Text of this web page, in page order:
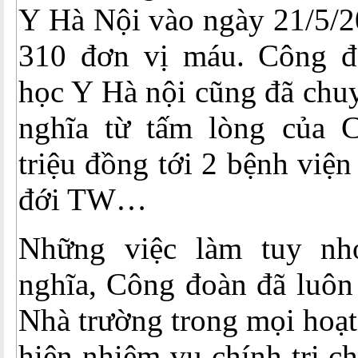
Y Hà Nội vào ngày 21/5/
310 đơn vị máu. Công
học Y Hà nội cũng đã
nghĩa từ tấm lòng của
triệu đồng tới 2 bệnh
đới TW…
Những việc làm tuy
nghĩa, Công đoàn đã
Nhà trường trong mọi